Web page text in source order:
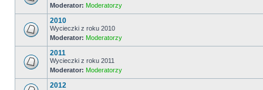
Moderator: Moderatorzy
2010
Wycieczki z roku 2010
Moderator: Moderatorzy
2011
Wycieczki z roku 2011
Moderator: Moderatorzy
2012